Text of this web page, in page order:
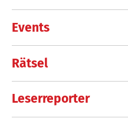
Events
Rätsel
Leserreporter